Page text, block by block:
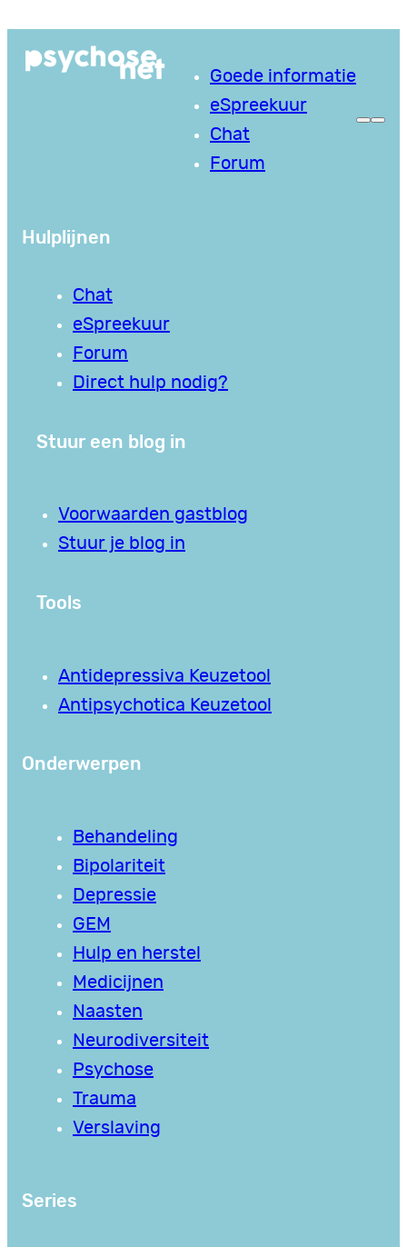
naar
Goede informatie
eSpreekuur
Chat
Forum
Hulplijnen
Chat
eSpreekuur
Forum
Direct hulp nodig?
Stuur een blog in
Voorwaarden gastblog
Stuur je blog in
Tools
Antidepressiva Keuzetool
Antipsychotica Keuzetool
Onderwerpen
Behandeling
Bipolariteit
Depressie
GEM
Hulp en herstel
Medicijnen
Naasten
Neurodiversiteit
Psychose
Trauma
Verslaving
Series